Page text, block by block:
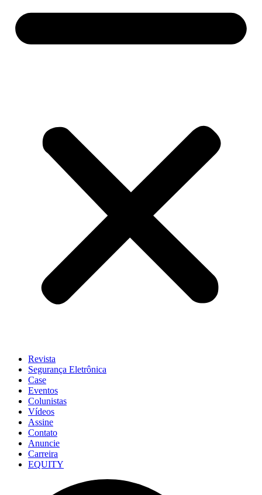
Revista
Segurança Eletrônica
Case
Eventos
Colunistas
Vídeos
Assine
Contato
Anuncie
Carreira
EQUITY